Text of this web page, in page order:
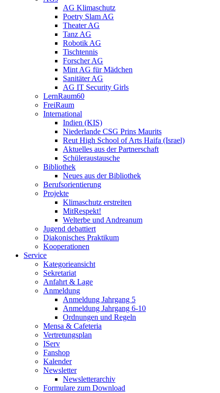
AG Klimaschutz
Poetry Slam AG
Theater AG
Tanz AG
Robotik AG
Tischtennis
Forscher AG
Mint AG für Mädchen
Sanitäter AG
AG IT Security Girls
LernRaum60
FreiRaum
International
Indien (KIS)
Niederlande CSG Prins Maurits
Reut High School of Arts Haifa (Israel)
Aktuelles aus der Partnerschaft
Schüleraustausche
Bibliothek
Neues aus der Bibliothek
Berufsorientierung
Projekte
Klimaschutz erstreiten
MitRespekt!
Welterbe und Andreanum
Jugend debattiert
Diakonisches Praktikum
Kooperationen
Service
Kategorieansicht
Sekretariat
Anfahrt & Lage
Anmeldung
Anmeldung Jahrgang 5
Anmeldung Jahrgang 6-10
Ordnungen und Regeln
Mensa & Cafeteria
Vertretungsplan
IServ
Fanshop
Kalender
Newsletter
Newsletterarchiv
Formulare zum Download